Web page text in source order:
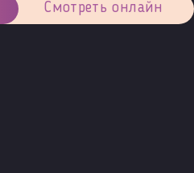
Смотреть онлайн